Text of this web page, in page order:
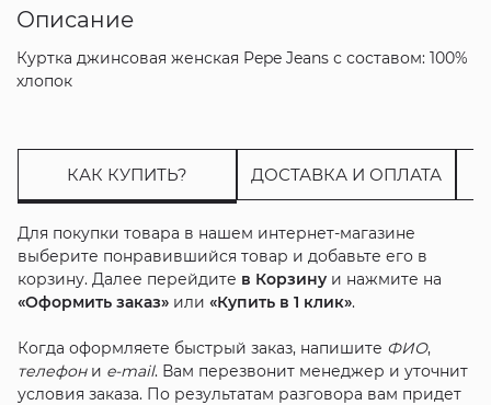
Описание
Куртка джинсовая женская Pepe Jeans с составом: 100%
хлопок
КАК КУПИТЬ? ДОСТАВКА И ОПЛАТА
Для покупки товара в нашем интернет-магазине
выберите понравившийся товар и добавьте его в
корзину. Далее перейдите в Корзинуи нажмите на
«Оформить заказ»или «Купить в 1 клик».
Когда оформляете быстрый заказ, напишите ФИО,
телефони e-mail. Вам перезвонит менеджер и уточнит
условия заказа. По результатам разговора вам придет